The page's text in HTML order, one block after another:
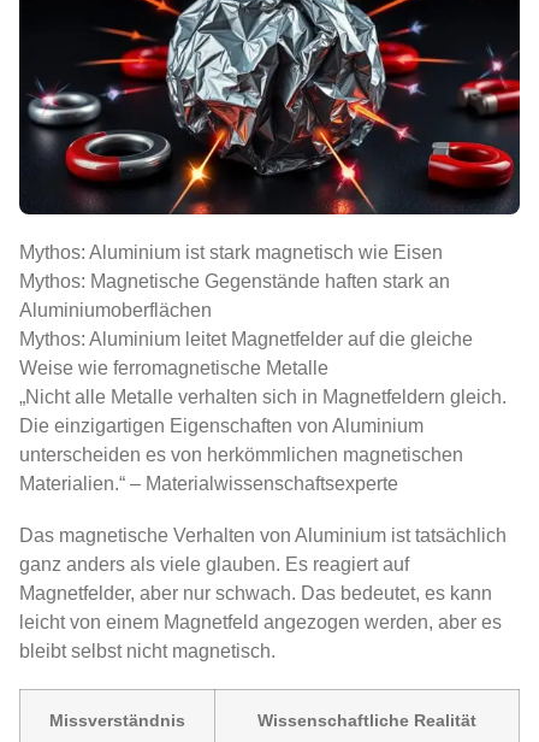
Mythos: Aluminium ist stark magnetisch wie Eisen
Mythos: Magnetische Gegenstände haften stark an
Aluminiumoberflächen
Mythos: Aluminium leitet Magnetfelder auf die gleiche
Weise wie ferromagnetische Metalle
„Nicht alle Metalle verhalten sich in Magnetfeldern gleich.
Die einzigartigen Eigenschaften von Aluminium
unterscheiden es von herkömmlichen magnetischen
Materialien.“ – Materialwissenschaftsexperte
Das magnetische Verhalten von Aluminium ist tatsächlich
ganz anders als viele glauben. Es reagiert auf
Magnetfelder, aber nur schwach. Das bedeutet, es kann
leicht von einem Magnetfeld angezogen werden, aber es
bleibt selbst nicht magnetisch.
Missverständnis Wissenschaftliche Realität